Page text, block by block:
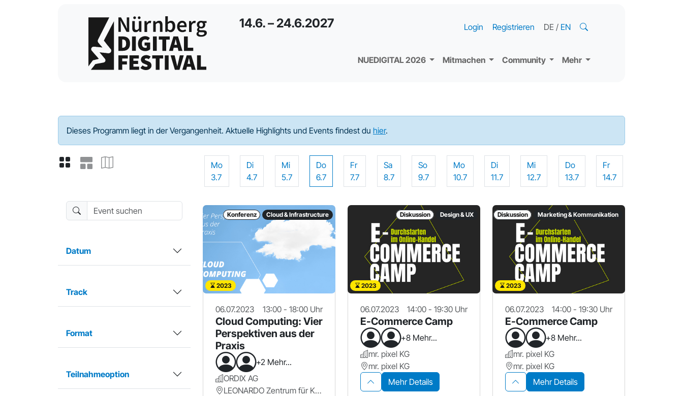
14.6. – 24.6.2027
NUEDIGITAL 2026 Mitmachen Community Mehr
Login Registrieren DE / EN
Programm - 2023
Dieses Programm liegt in der Vergangenheit. Aktuelle Highlights und Events findest du hier.
Event suchen
Datum
Track
Format
Teilnahmeoption
Mo
3.7
Di
4.7
Mi
5.7
Do
6.7
Fr
7.7
Sa
8.7
So
9.7
Mo
10.7
Di
11.7
Mi
12.7
Do
13.7
Fr
14.7
Konferenz Cloud & Infrastructure
2023
06.07.2023 13:00 - 18:00 Uhr
Cloud Computing: Vier
Perspektiven aus der
Praxis
+2 Mehr...
ORDIX AG
LEONARDO Zentrum für Kreativität und Innovation
Diskussion Design & UX
2023
06.07.2023 14:00 - 19:30 Uhr
E-Commerce Camp
+8 Mehr...
mr. pixel KG
mr. pixel KG
Mehr Details
Diskussion Marketing & Kommunikation
2023
06.07.2023 14:00 - 19:30 Uhr
E-Commerce Camp
+8 Mehr...
mr. pixel KG
mr. pixel KG
Mehr Details